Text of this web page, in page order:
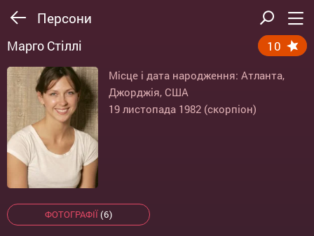
Персони
Марго Стіллі 10
Місце і дата народження: Атланта,
Джорджія, США
19 листопада 1982 (скорпіон)
ФОТОГРАФІЇ(6)